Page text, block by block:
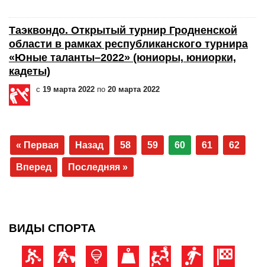
Таэквондо. Открытый турнир Гродненской
области в рамках республиканского турнира
«Юные таланты–2022» (юниоры, юниорки,
кадеты)
с 19 марта 2022 по 20 марта 2022
« Первая Назад 58 59 60 61 62
Вперед Последняя »
ВИДЫ СПОРТА